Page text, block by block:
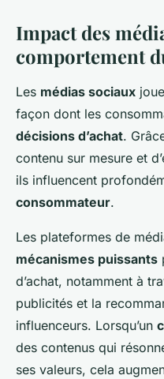
Impact des
comportement
Les médias sociaux
façon dont les
décisions d’achat.
contenu sur mesure et
ils influencent
consommateur.
Les plateformes de
mécanismes puissants
d’achat, notamment à
publicités et la
influenceurs. Lorsqu’un
des contenus qui
ses valeurs, cela